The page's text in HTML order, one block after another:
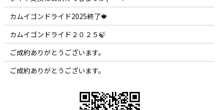
カムイゴンドライド2025終了🍁
カムイゴンドライド２０２５🍃
ご成約ありがとうございます。
ご成約ありがとうございます。